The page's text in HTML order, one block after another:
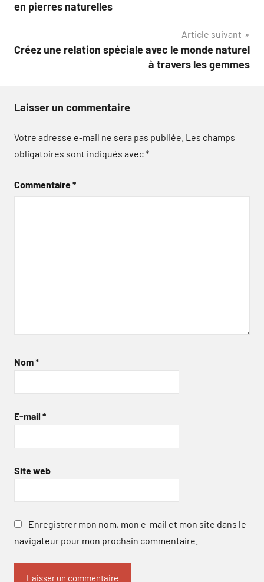
en pierres naturelles
Article suivant
Créez une relation spéciale avec le monde naturel
à travers les gemmes
Laisser un commentaire
Votre adresse e-mail ne sera pas publiée. Les champs
obligatoires sont indiqués avec*
Commentaire*
Nom*
E-mail *
Site web
Enregistrer mon nom, mon e-mail et mon site dans le
navigateur pour mon prochain commentaire.